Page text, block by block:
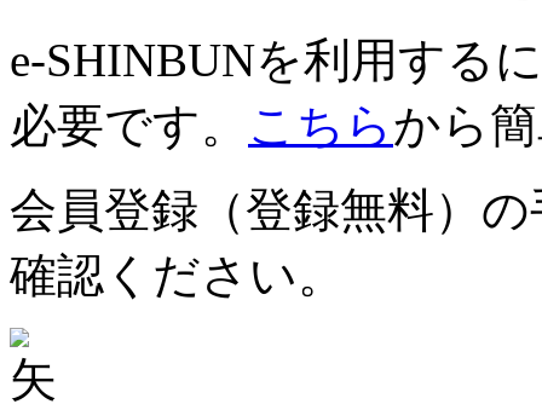
e-SHINBUNを利用する
必要です。 こちらから
会員登録（登録無料）
確認ください。